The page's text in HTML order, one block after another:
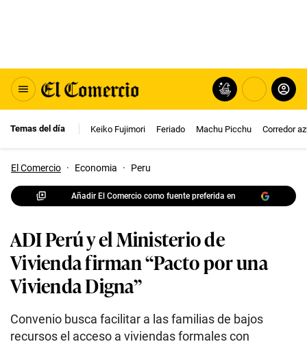
Temas del día Keiko Fujimori Feriado Machu Picchu Corredor
El Comercio · Economia · Peru
Añadir El Comercio como fuente preferida en
ADI Perú y el Ministerio de
Vivienda firman “Pacto por una
Vivienda Digna”
Convenio busca facilitar a las familias de bajos
recursos el acceso a viviendas formales con